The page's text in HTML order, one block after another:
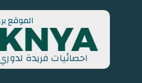
الموقع
احصائيات فريدة